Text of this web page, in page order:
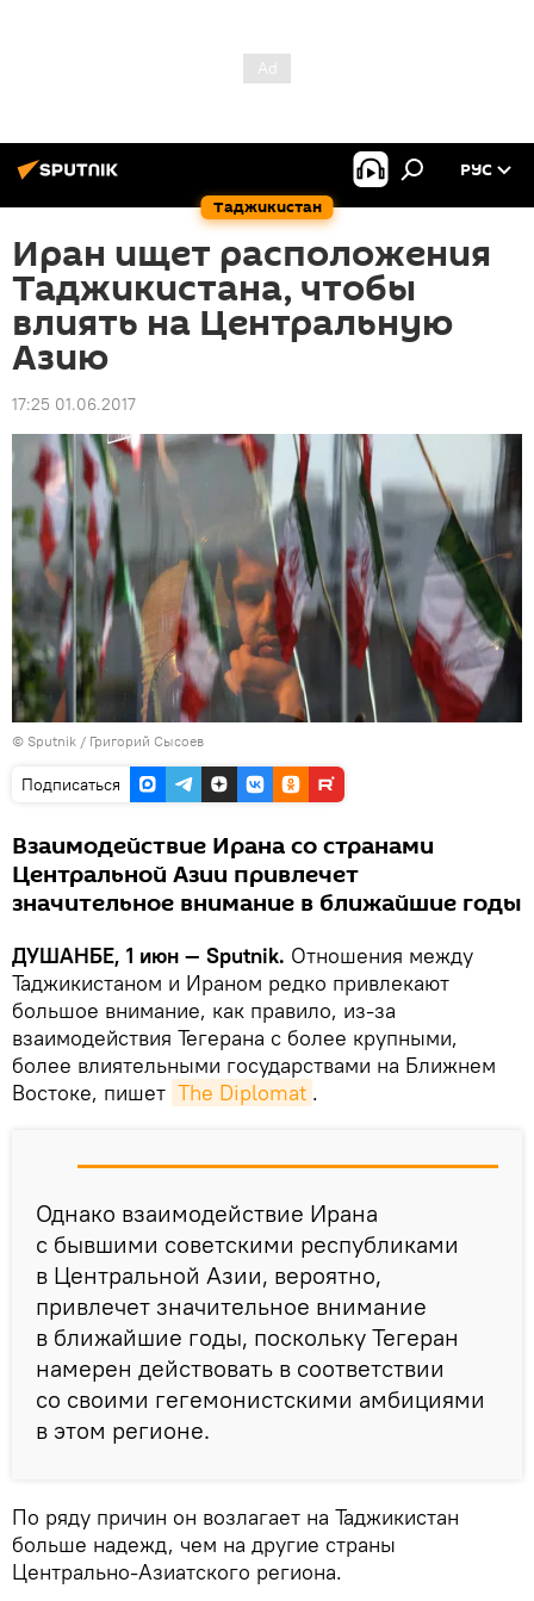
Таджикистан
РУС
Иран ищет расположения
Таджикистана, чтобы
влиять на Центральную
Азию
17:25 01.06.2017
© Sputnik / Григорий Сысоев
Подписаться
Взаимодействие Ирана со странами
Центральной Азии привлечет
значительное внимание в ближайшие годы
ДУШАНБЕ, 1 июн — Sputnik. Отношения между
Таджикистаном и Ираном редко привлекают
большое внимание, как правило, из-за
взаимодействия Тегерана с более крупными,
более влиятельными государствами на Ближнем
Востоке, пишет The Diplomat .
Однако взаимодействие Ирана
с бывшими советскими республиками
в Центральной Азии, вероятно,
привлечет значительное внимание
в ближайшие годы, поскольку Тегеран
намерен действовать в соответствии
со своими гегемонистскими амбициями
в этом регионе.
По ряду причин он возлагает на Таджикистан
больше надежд, чем на другие страны
Центрально-Азиатского региона.